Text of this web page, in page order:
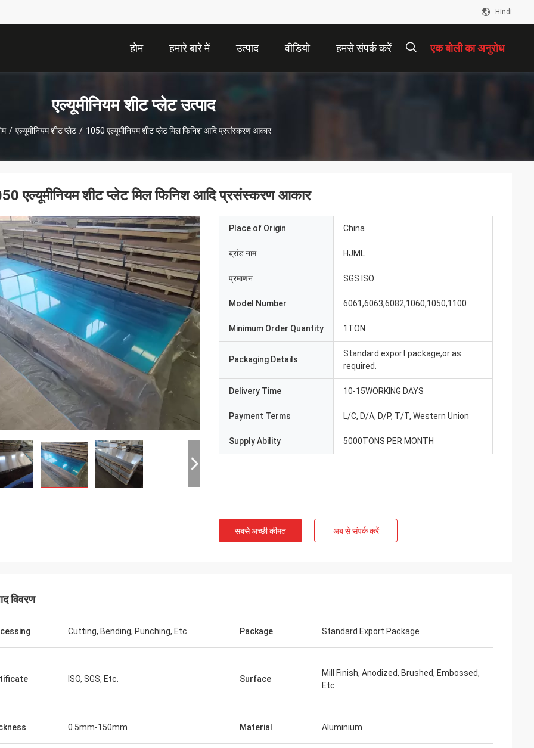
Hindi
होम हमारे बारे में उत्पाद वीडियो हमसे संपर्क करें एक बोली का अनुरोध
एल्यूमीनियम शीट प्लेट उत्पाद
/ एल्यूमीनियम शीट प्लेट / 1050 एल्यूमीनियम शीट प्लेट मिल फिनिश आदि प्रसंस्करण आकार
के समय में हमारे सहयोग में, हमने जीत
एल्यूमीनियम शीट प्लेट मिल फिनिश आदि प्रसंस्करण आकार
Place of Origin China
ब्रांड नाम HJML
प्रमाणन SGS ISO
Model Number 6061,6063,6082,1060,1050,1100
Minimum Order Quantity 1TON
Packaging Details
Standard export package,or as
required.
Delivery Time 10-15WORKING DAYS
Payment Terms L/C, D/A, D/P, T/T, Western Union
Supply Ability 5000TONS PER MONTH
सबसे अच्छी कीमत अब से संपर्क करें
विवरण
Cutting, Bending, Punching, Etc. Package Standard Export Package
ISO, SGS, Etc. Surface
Mill Finish, Anodized, Brushed, Embossed,
Etc.
0.5mm-150mm Material Aluminium